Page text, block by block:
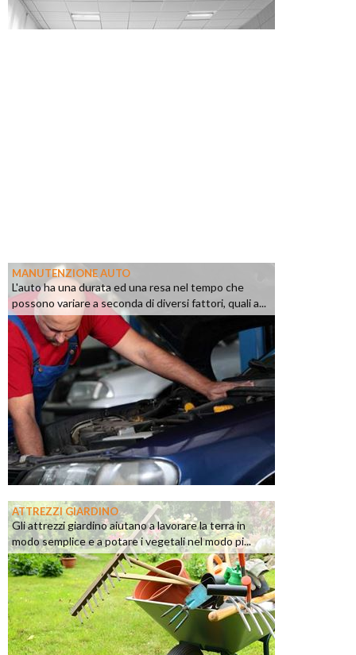
MANUTENZIONE AUTO
L'auto ha una durata ed una resa nel tempo che
possono variare a seconda di diversi fattori, quali a...
ATTREZZI GIARDINO
Gli attrezzi giardino aiutano a lavorare la terra in
modo semplice e a potare i vegetali nel modo pi...